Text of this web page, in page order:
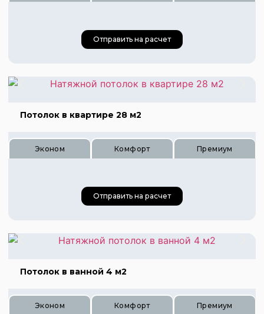
Цена 720 руб.
Цена 960 руб.
Отправить на расчет
Потолок в квартире 28 м2
Эконом Комфорт Премиум
Цена 1680 руб.
Отправить на расчет
Потолок в ванной 4 м2
Эконом Комфорт Премиум